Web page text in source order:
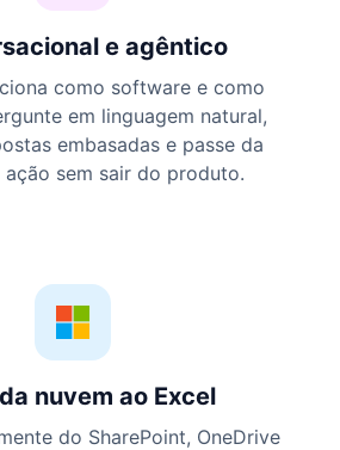
e agêntico
como software e como
em linguagem natural,
embasadas e passe da
ação sem sair do produto.
nuvem ao Excel
do SharePoint, OneDrive